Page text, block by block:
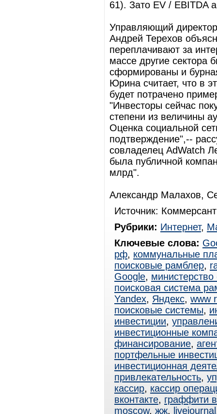
61). Зато EV / EBITDA
Управляющий
Андрей Терехов
переплачивают за
массе другие сектора
сформированы и
Юрина считает, что в
будет потрачено
"Инвесторы сейчас
степени из величины
Оценка социальной
подтверждение",--
совладелец AdWatch
была публичной
млрд".
Александр Малахов,
Источник:
Рубрики: Интернет,
Ключевые слова:
рф, коммунальные
поисковые рамблер,
Google,
поисковая система
Yandex, Яндекс, www
поисковые системы,
инвестиции,
инвестиционные
финансирование,
портфельные
инвестиционная
привлекательность,
кассир, кассир
вконтакте, граффити
moscow, жж, livejournal